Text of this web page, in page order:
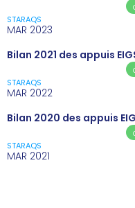
STARAQS
MAR 2023
Bilan 2021 des appuis
STARAQS
MAR 2022
Bilan 2020 des appuis
STARAQS
MAR 2021